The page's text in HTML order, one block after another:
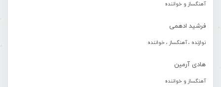
آهنگساز و خواننده
فرشید ادهمی
نوازنده ، آهنگساز ، خواننده
هادی آرمین
آهنگساز و خواننده